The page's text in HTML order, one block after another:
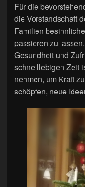
Für die
die Vorstandschaft
Familien
passieren zu
Gesundheit und
schnelllebigen Zeit
nehmen, um Kraft
schöpfen, neue